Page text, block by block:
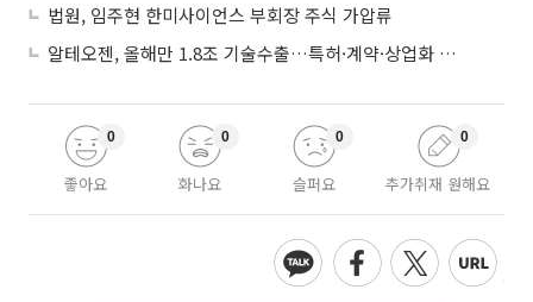
법원, 임주현 한미사이언스 부회장 주식 가압류
알테오젠, 올해만 1.8조 기술수출…특허·계약·상업화 ‘삼박자’
좋아요
0
화나요
0
슬퍼요
0
추가취재 원해요
0